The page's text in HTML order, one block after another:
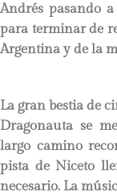
Andrés pasando
para terminar de
Argentina y de la
La gran bestia de
Dragonauta se
largo camino
pista de Niceto
necesario. La